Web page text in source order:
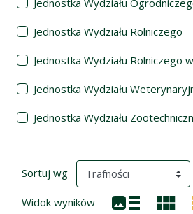
Jednostka Wydziału Rolniczego
Jednostka Wydziału Rolniczego
Jednostka Wydziału
Jednostka Wydziału
Wyniki wyszukiwania
Sortuj wg (automatyczne
Widok wyników